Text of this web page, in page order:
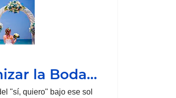
la Boda…
"sí, quiero" bajo ese sol